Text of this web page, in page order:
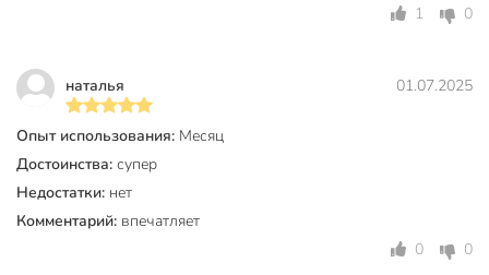
Комплект садовой мебели изготавливается из
выдерживать воздействие окружающей среды. Это
означает, что ваша мебель будет служить дольше.
Техническая информация
Количество предметов
Максимальная нагрузка, кг
4 персон
1
0
наталья 01.07.2025
Опыт использования: Месяц
Достоинства: супер
Недостатки: нет
Комментарий: впечатляет
0
0